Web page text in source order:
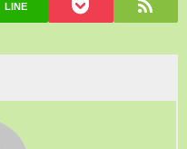
LINE